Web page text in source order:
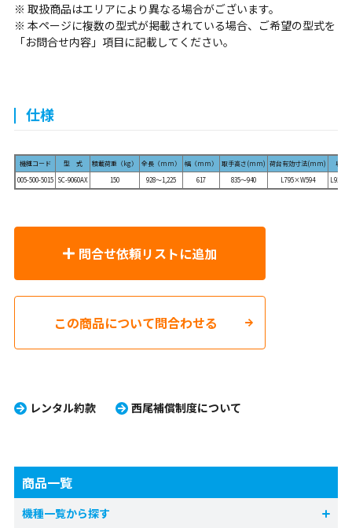
※ 取扱商品はエリアにより異なる場合がございます。
※ 本ページに複数の型式が掲載されている場合、ご希望の型式を
「お問合せ内容」項目に記載してください。
仕様
機種コード 型 式 積載荷重（kg） 全長（mm） 幅（mm） 取手高さ(mm) 荷台有効寸法(mm)
収納
005-500-5015 SC-9060AX 150 928～1,225 617 835～940 L795×W594
問合せ依頼リストに追加
この商品について問合わせる
レンタル約款 西尾補償制度について
商品一覧
機種一覧から探す